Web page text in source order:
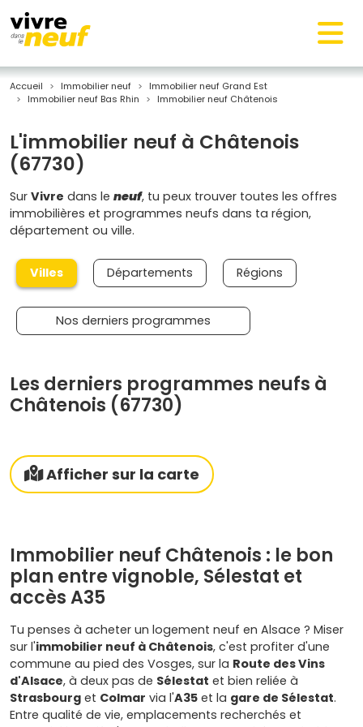
Accueil Immobilier neuf
Immobilier neuf Grand Est
Immobilier neuf Bas Rhin
Immobilier neuf Châtenois
L'immobilier neuf à Châtenois
(67730)
Sur Vivre dans le neuf, tu peux trouver toutes les offres
immobilières et programmes neufs dans ta région,
département ou ville.
Villes Départements Régions
Nos derniers programmes
Les derniers programmes neufs à
Châtenois (67730)
Afficher sur la carte
Immobilier neuf Châtenois : le bon
plan entre vignoble, Sélestat et
accès A35
Tu penses à acheter un logement neuf en Alsace ? Miser
sur l'immobilier neuf à Châtenois, c'est profiter d'une
commune au pied des Vosges, sur la Route des Vins
d'Alsace, à deux pas de Sélestat et bien reliée à
Strasbourg et Colmar via l'A35 et la gare de Sélestat.
Entre qualité de vie, emplacements recherchés et